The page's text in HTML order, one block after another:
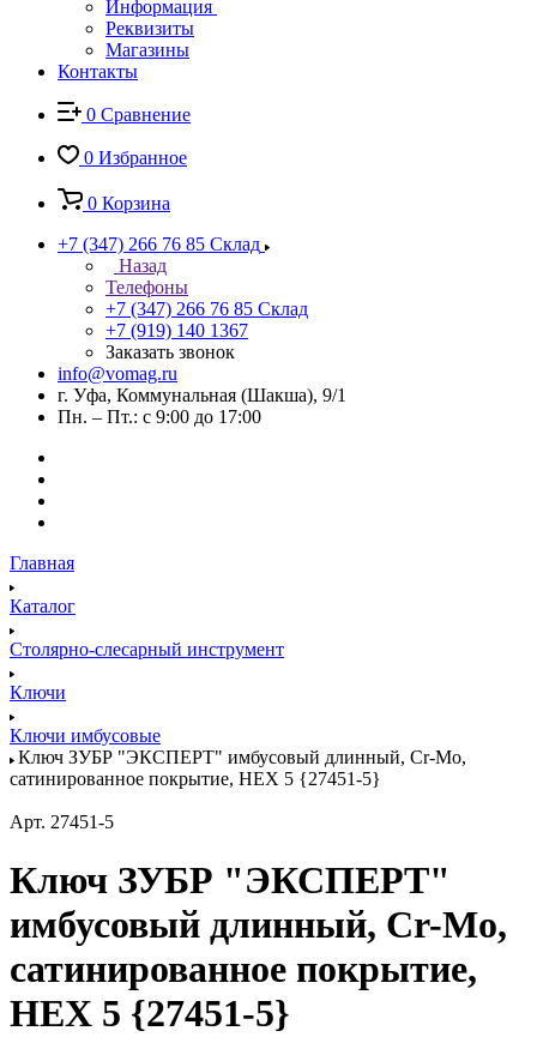
Информация
Реквизиты
Магазины
Контакты
0 Сравнение
0 Избранное
0 Корзина
+7 (347) 266 76 85 Склад
Назад
Телефоны
+7 (347) 266 76 85 Склад
+7 (919) 140 1367
Заказать звонок
info@vomag.ru
г. Уфа, Коммунальная (Шакша), 9/1
Пн. – Пт.: с 9:00 до 17:00
Главная
Каталог
Столярно-слесарный инструмент
Ключи
Ключи имбусовые
Ключ ЗУБР "ЭКСПЕРТ" имбусовый длинный, Cr-Mo,
сатинированное покрытие, HEX 5 {27451-5}
Арт. 27451-5
Ключ ЗУБР "ЭКСПЕРТ"
имбусовый длинный, Cr-Mo,
сатинированное покрытие,
HEX 5 {27451-5}